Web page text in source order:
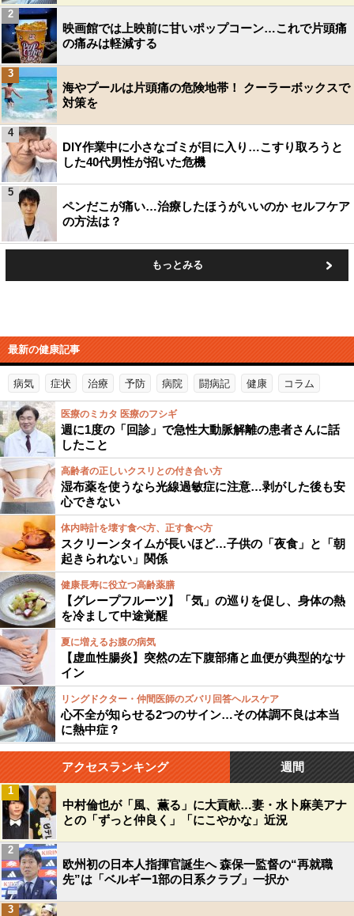
映画館では上映前に甘いポップコーン…これで片頭痛
の痛みは軽減する
2
海やプールは片頭痛の危険地帯！ クーラーボックスで
対策を
3
DIY作業中に小さなゴミが目に入り…こすり取ろうと
した40代男性が招いた危機
4
ペンだこが痛い…治療したほうがいいのか セルフケア
の方法は？
5
もっとみる
最新の健康記事
病気 症状 治療 予防 病院 闘病記 健康 コラム
医療のミカタ 医療のフシギ
週に1度の「回診」で急性大動脈解離の患者さんに話
したこと
高齢者の正しいクスリとの付き合い方
湿布薬を使うなら光線過敏症に注意…剥がした後も安
心できない
体内時計を壊す食べ方、正す食べ方
スクリーンタイムが長いほど…子供の「夜食」と「朝
起きられない」関係
健康長寿に役立つ高齢薬膳
【グレープフルーツ】「気」の巡りを促し、身体の熱
を冷まして中途覚醒
夏に増えるお腹の病気
【虚血性腸炎】突然の左下腹部痛と血便が典型的なサ
イン
リングドクター・仲間医師のズバリ回答ヘルスケア
心不全が知らせる2つのサイン…その体調不良は本当
に熱中症？
アクセスランキング 週間
中村倫也が「風、薫る」に大貢献…妻・水卜麻美アナ
との「ずっと仲良く」「にこやかな」近況
1
欧州初の日本人指揮官誕生へ 森保一監督の“再就職
先”は「ベルギー1部の日系クラブ」一択か
2
3